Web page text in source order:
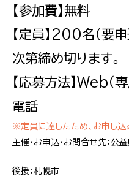
【参加費】無料
【定員】200名（要
次第締め切ります。
【応募方法】Web（
電話
※定員に達したため、お申し込
主催・お申込・お問合せ先：
後援：札幌市